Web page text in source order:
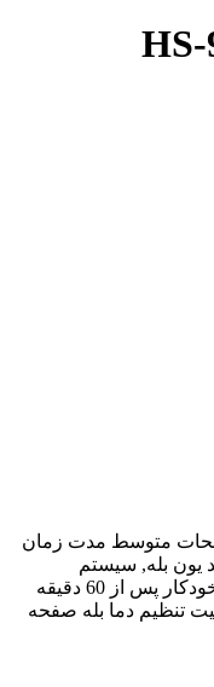
متوسط مدت زمان
تولید یون بله, سیستم
خاموشی خودکار بله خاموشی خودکار پس از 60 دقیقه
تنظیم دما بله صفحه